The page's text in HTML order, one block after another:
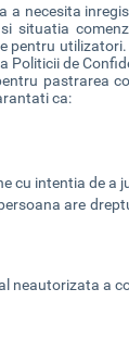
necesita
situatia
Politicii de
pastrarea
ca:
cu intentia de a
are
neautorizata a